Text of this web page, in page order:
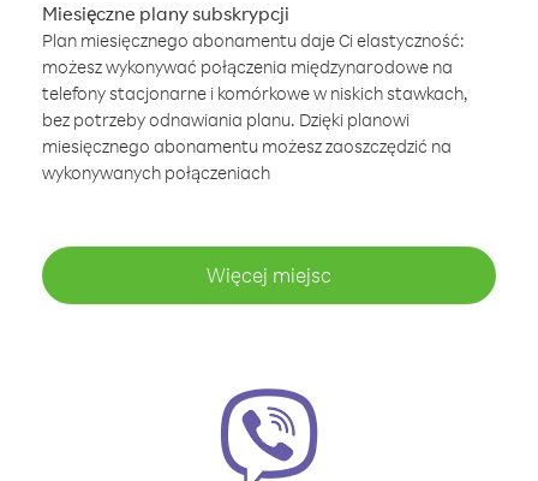
Miesięczne plany subskrypcji
Plan miesięcznego abonamentu daje Ci elastyczność:
możesz wykonywać połączenia międzynarodowe na
telefony stacjonarne i komórkowe w niskich stawkach,
bez potrzeby odnawiania planu. Dzięki planowi
miesięcznego abonamentu możesz zaoszczędzić na
wykonywanych połączeniach
Więcej miejsc